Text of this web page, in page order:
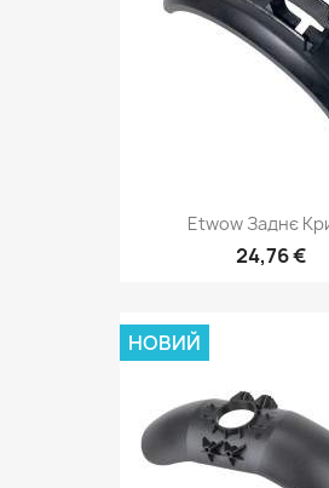
Etwow Заднє
24,76 €
НОВИЙ